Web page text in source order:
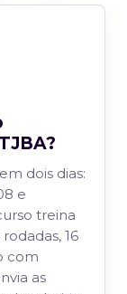
dois dias:
e
treina
16
com
as